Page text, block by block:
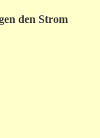
den Strom